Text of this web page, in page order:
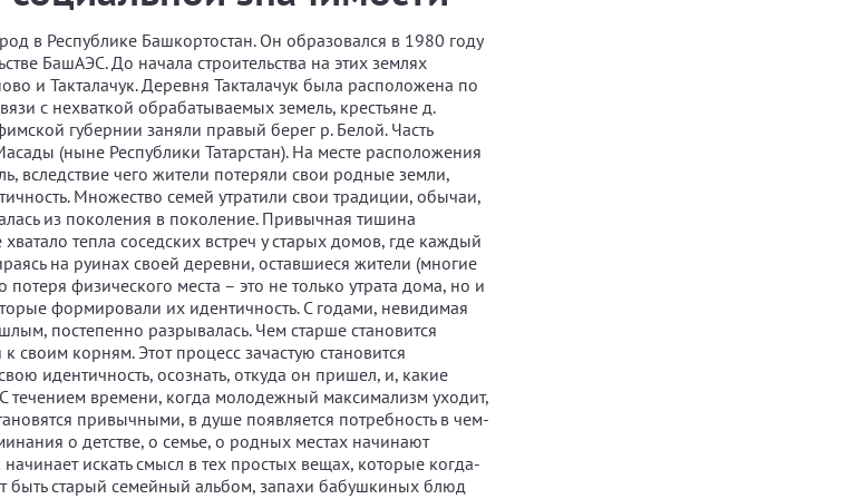
в Республике Башкортостан. Он образовался в 1980 году
БашАЭС. До начала строительства на этих землях
и Такталачук. Деревня Такталачук была расположена по
с нехваткой обрабатываемых земель, крестьяне д.
губернии заняли правый берег р. Белой. Часть
(ныне Республики Татарстан). На месте расположения
вследствие чего жители потеряли свои родные земли,
Множество семей утратили свои традиции, обычаи,
из поколения в поколение. Привычная тишина
тепла соседских встреч у старых домов, где каждый
на руинах своей деревни, оставшиеся жители (многие
потеря физического места – это не только утрата дома, но и
формировали их идентичность. С годами, невидимая
постепенно разрывалась. Чем старше становится
своим корням. Этот процесс зачастую становится
идентичность, осознать, откуда он пришел, и, какие
течением времени, когда молодежный максимализм уходит,
привычными, в душе появляется потребность в чем-
о детстве, о семье, о родных местах начинают
искать смысл в тех простых вещах, которые когда-
быть старый семейный альбом, запахи бабушкиных блюд